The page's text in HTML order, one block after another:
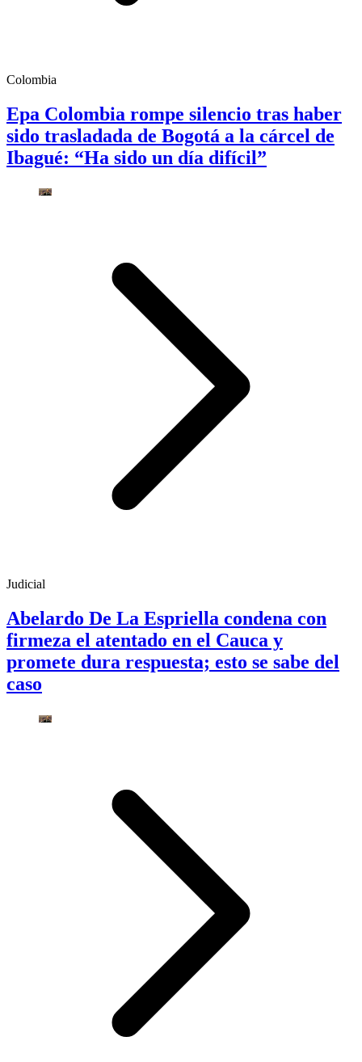
Colombia
Epa Colombia rompe silencio tras haber
sido trasladada de Bogotá a la cárcel de
Ibagué: “Ha sido un día difícil”
Judicial
Abelardo De La Espriella condena con
firmeza el atentado en el Cauca y
promete dura respuesta; esto se sabe del
caso